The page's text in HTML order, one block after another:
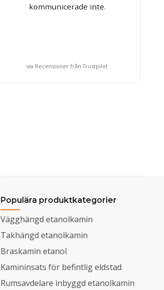
kommunicerade inte.
via Recensioner från Trustpilot
Populära produktkategorier
Vägghängd etanolkamin
Takhängd etanolkamin
Braskamin etanol
Kamininsats för befintlig eldstad
Rumsavdelare inbyggd etanolkamin